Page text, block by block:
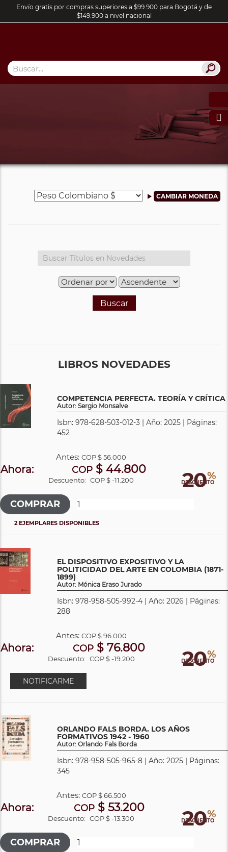
Envío gratis por compras superiores a $99.900 para Bogotá y de
$149.900 a nivel nacional

Buscar
LIBROS NOVEDADES
COMPETENCIA PERFECTA. TEORÍA Y CRÍTICA
Autor: Sergio Monsalve
Isbn: 978-628-503-012-3 | Año: 2025 | Páginas:
452
20%
DESCUENTO
Antes:COP$ 56.000
Ahora: COP $ 44.800
Descuento: COP $ -11.200
2 EJEMPLARES DISPONIBLES
EL DISPOSITIVO EXPOSITIVO Y LA
POLITICIDAD DEL ARTE EN COLOMBIA (1871-
1899)
Autor: Mónica Eraso Jurado
Isbn: 978-958-505-992-4 | Año: 2026 | Páginas:
288
20%
DESCUENTO
Antes: COP$ 96.000
Ahora: COP $ 76.800
Descuento: COP $ -19.200
NOTIFICARME
ORLANDO FALS BORDA. LOS AÑOS
FORMATIVOS 1942 - 1960
Autor: Orlando Fals Borda
Isbn: 978-958-505-965-8 | Año: 2025 | Páginas:
345
20%
DESCUENTO
Antes: COP$ 66.500
Ahora: COP$ 53.200
Descuento: COP $ -13.300